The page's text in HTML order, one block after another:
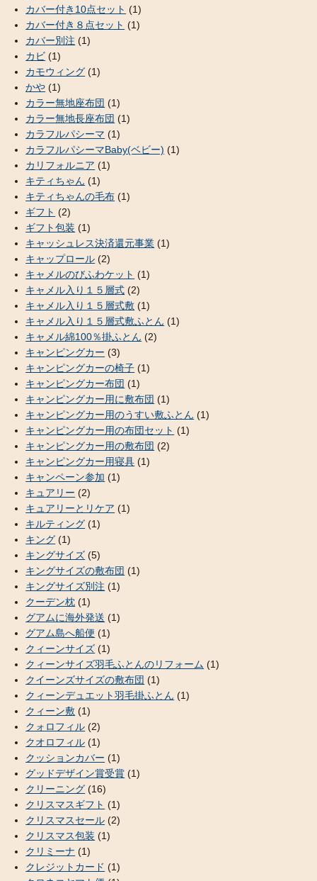
カバー付き10点セット (1)
カバー付き８点セット (1)
カバー別注 (1)
カビ (1)
カモウィング (1)
かや (1)
カラー無地座布団 (1)
カラー無地長座布団 (1)
カラフルパシーマ (1)
カラフルパシーマBaby(ベビー) (1)
カリフォルニア (1)
キティちゃん (1)
キティちゃんの毛布 (1)
ギフト (2)
ギフト包装 (1)
キャッシュレス決済還元事業 (1)
キャップロール (2)
キャメルのびふわケット (1)
キャメル入り１５層式 (2)
キャメル入り１５層式敷 (1)
キャメル入り１５層式敷ふとん (1)
キャメル綿100％掛ふとん (2)
キャンピングカー (3)
キャンピングカーの椅子 (1)
キャンピングカー布団 (1)
キャンピングカー用に敷布団 (1)
キャンピングカー用のうすい敷ふとん (1)
キャンピングカー用の布団セット (1)
キャンピングカー用の敷布団 (2)
キャンピングカー用寝具 (1)
キャンペーン参加 (1)
キュアリー (2)
キュアリーとリケア (1)
キルティング (1)
キング (1)
キングサイズ (5)
キングサイズの敷布団 (1)
キングサイズ別注 (1)
クーデン枕 (1)
グアムに海外発送 (1)
グアム島へ船便 (1)
クィーンサイズ (1)
クィーンサイズ羽毛ふとんのリフォーム (1)
クイーンズサイズの敷布団 (1)
クィーンデュエット羽毛掛ふとん (1)
クィーン敷 (1)
クォロフィル (2)
クオロフィル (1)
クッションカバー (1)
グッドデザイン賞受賞 (1)
クリーニング (16)
クリスマスギフト (1)
クリスマスセール (2)
クリスマス包装 (1)
クリミーナ (1)
クレジットカード (1)